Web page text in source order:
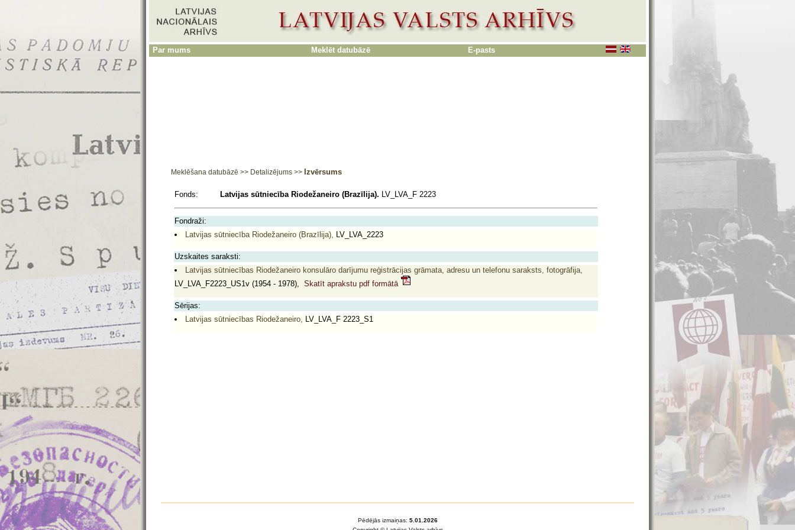
Par mums Meklēt datubāzē E-pasts
Meklēšana datubāzē >> Detalizējums >> Izvērsums
Fonds: Latvijas sūtniecība Riodežaneiro (Brazīlija). LV_LVA_F 2223
Fondraži:
Latvijas sūtniecība Riodežaneiro (Brazīlija), LV_LVA_2223
Uzskaites saraksti:
Latvijas sūtniecības Riodežaneiro konsulāro darījumu reģistrācijas grāmata, adresu un telefonu saraksts, fotogrāfija,
LV_LVA_F2223_US1v (1954 - 1978), Skatīt aprakstu pdf formātā
Sērijas:
Latvijas sūtniecības Riodežaneiro, LV_LVA_F 2223_S1
Pēdējās izmaiņas: 5.01.2026